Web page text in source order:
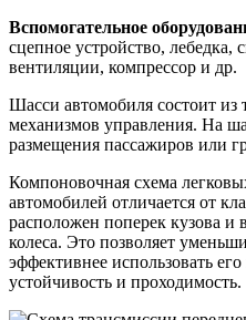
Вспомогательное
сцепное устройство, лебедка,
вентиляции, компрессор и др.
Шасси автомобиля состоит из
механизмов управления. На
размещения пассажиров или
Компоновочная схема
автомобилей отличается от
расположен поперек кузова
колеса. Это позволяет
эффективнее использовать
устойчивость и проходимость.